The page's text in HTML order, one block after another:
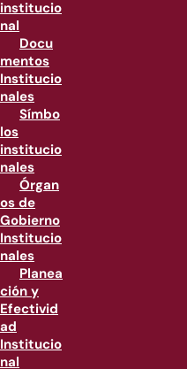
institucio
nal
Docu
mentos
Institucio
nales
Símbo
los
institucio
nales
Órgan
os de
Gobierno
Institucio
nales
Planea
ción y
Efectivid
ad
Institucio
nal